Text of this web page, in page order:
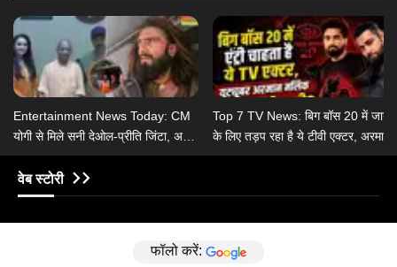
Entertainment News Today: CM
योगी से मिले सनी देओल-प्रीति जिंटा, असम
बाढ़ पीड़ितों की भूमि-अनुपम ने की मदद
Top 7 TV News: बिग बॉस 20 में जाने
के लिए तड़प रहा है ये टीवी एक्टर, अरमान
मलिक ने रचाई तीसरी शादी?
वेब स्टोरी
फॉलो करें: